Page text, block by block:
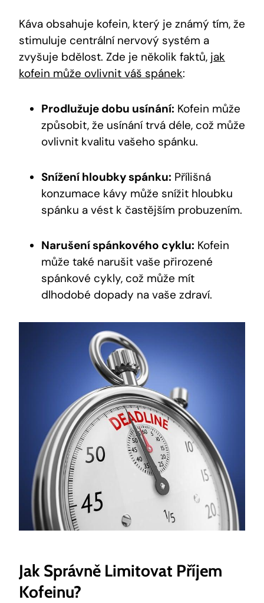
Káva obsahuje kofein, který je známý tím, že
stimuluje centrální nervový systém a
zvyšuje bdělost. Zde je několik faktů, jak
kofein může ovlivnit váš spánek:
Prodlužuje dobu usínání: Kofein může
způsobit, že usínání trvá déle, což může
ovlivnit kvalitu vašeho spánku.
Snížení hloubky spánku: Přílišná
konzumace kávy může snížit hloubku
spánku a vést k častějším probuzením.
Narušení spánkového cyklu: Kofein
může také narušit vaše přirozené
spánkové cykly, což může mít
dlhodobé dopady na vaše zdraví.
Jak Správně Limitovat Příjem
Kofeinu?